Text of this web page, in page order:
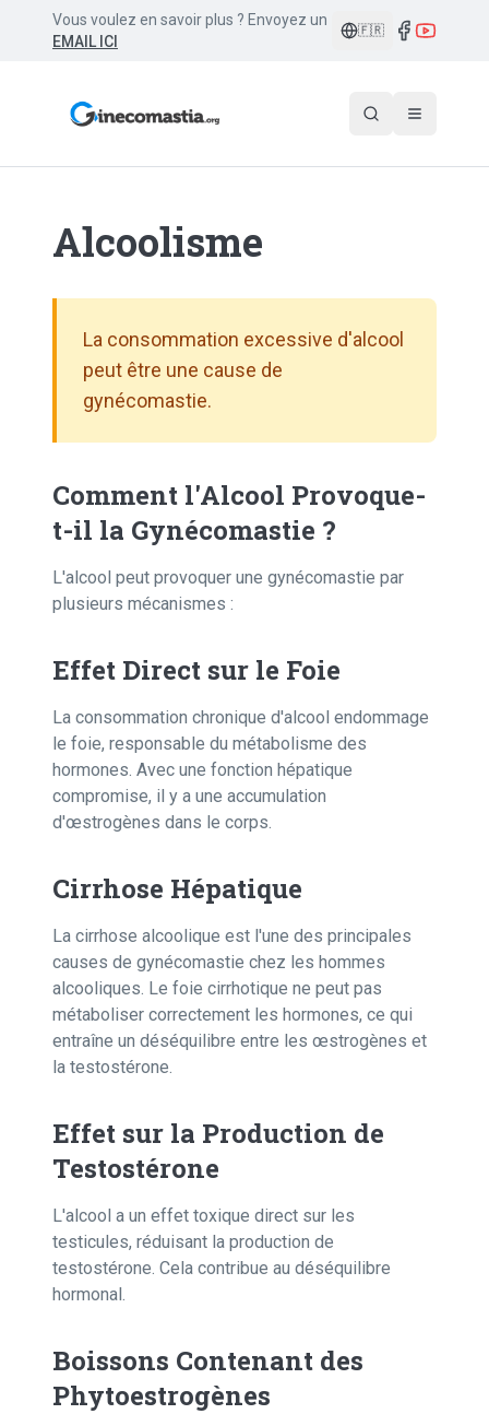
Vous voulez en savoir plus ? Envoyez un
EMAIL ICI
🇫🇷
Alcoolisme
La consommation excessive d'alcool
peut être une cause de
gynécomastie.
Comment l'Alcool Provoque-
t-il la Gynécomastie ?
L'alcool peut provoquer une gynécomastie par
plusieurs mécanismes :
Effet Direct sur le Foie
La consommation chronique d'alcool endommage
le foie, responsable du métabolisme des
hormones. Avec une fonction hépatique
compromise, il y a une accumulation
d'œstrogènes dans le corps.
Cirrhose Hépatique
La cirrhose alcoolique est l'une des principales
causes de gynécomastie chez les hommes
alcooliques. Le foie cirrhotique ne peut pas
métaboliser correctement les hormones, ce qui
entraîne un déséquilibre entre les œstrogènes et
la testostérone.
Effet sur la Production de
Testostérone
L'alcool a un effet toxique direct sur les
testicules, réduisant la production de
testostérone. Cela contribue au déséquilibre
hormonal.
Boissons Contenant des
Phytoestrogènes